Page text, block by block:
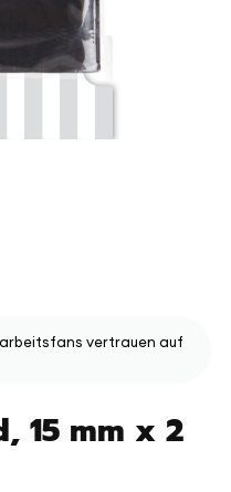
vertrauen auf
15 mm x 2